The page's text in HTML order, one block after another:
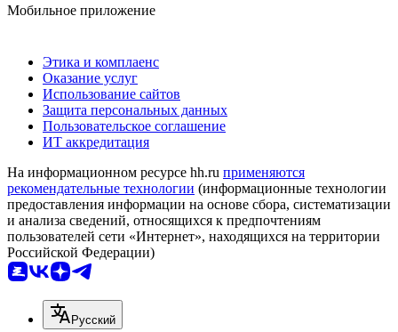
Мобильное приложение
Этика и комплаенс
Оказание услуг
Использование сайтов
Защита персональных данных
Пользовательское соглашение
ИТ аккредитация
На информационном ресурсе hh.ru применяются
рекомендательные технологии (информационные технологии
предоставления информации на основе сбора, систематизации
и анализа сведений, относящихся к предпочтениям
пользователей сети «Интернет», находящихся на территории
Российской Федерации)
Русский